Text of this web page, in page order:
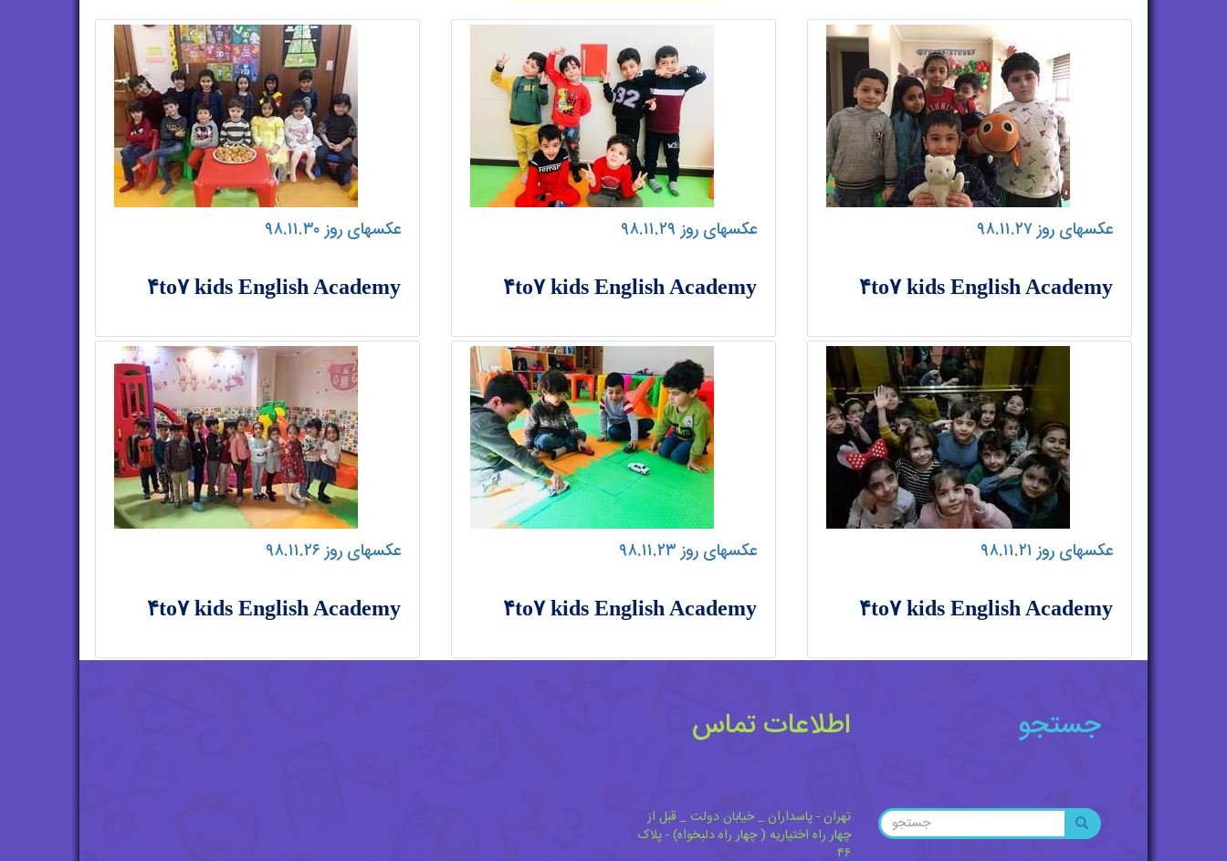
عکسهای روز ۹۸.۱۱.۳۰
۴to۷ kids English Academy
عکسهای روز ۹۸.۱۱.۲۹
۴to۷ kids English Academy
عکسهای روز ۹۸.۱۱.۲۷
۴to۷ kids English Academy
عکسهای روز ۹۸.۱۱.۲۶
۴to۷ kids English Academy
عکسهای روز ۹۸.۱۱.۲۳
۴to۷ kids English Academy
عکسهای روز ۹۸.۱۱.۲۱
۴to۷ kids English Academy
اطلاعات تماس
تهران - پاسداران _ خیابان دولت _ قبل از
چهار راه اختیاریه ( چهار راه دلبخواه) - پلاک
۴۶
جستجو